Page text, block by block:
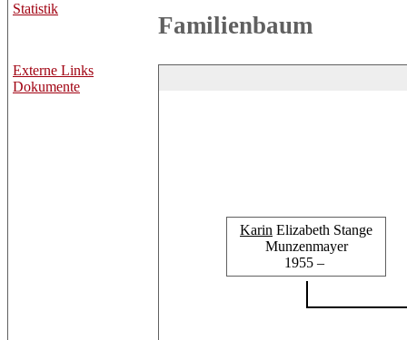
Statistik
Externe Links
Dokumente
Familienbaum
Karin Elizabeth Stange
Munzenmayer
1955 –